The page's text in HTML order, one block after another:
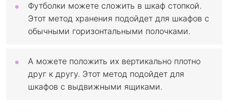
Футболки можете сложить в шкаф стопкой.
Этот метод хранения подойдет для шкафов с
обычными горизонтальными полочками.
А можете положить их вертикально плотно
друг к другу. Этот метод подойдет для
шкафов с выдвижными ящиками.